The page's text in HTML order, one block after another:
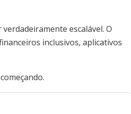
escalável. O
inclusivos, aplicativos